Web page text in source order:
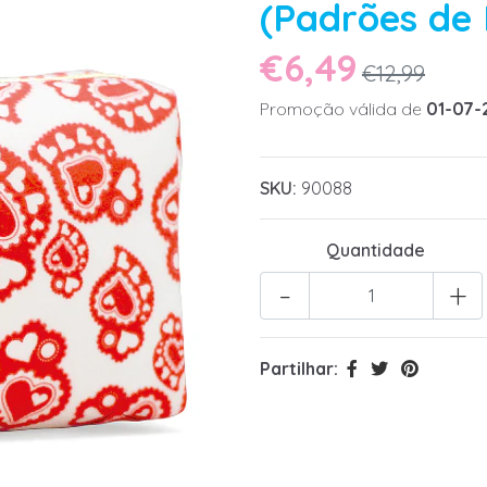
(Padrões
€6,49 €12,99
Promoção válida de 01-07-
SKU: 90088
Quantidade
+
-
Partilhar: